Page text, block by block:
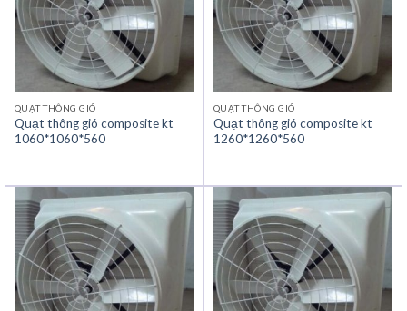
QUẠT THÔNG GIÓ
Quạt thông gió composite kt
1060*1060*560
QUẠT THÔNG GIÓ
Quạt thông gió composite kt
1260*1260*560